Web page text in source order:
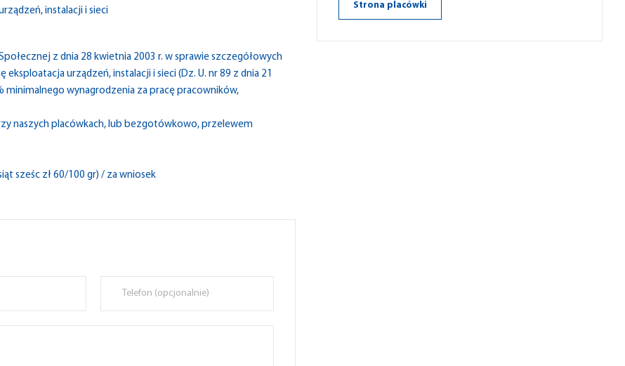
instalacji i sieci
z dnia 28 kwietnia 2003 r. w sprawie szczegółowych
urządzeń, instalacji i sieci (Dz. U. nr 89 z dnia 21
minimalnego wynagrodzenia za pracę pracowników,
naszych placówkach, lub bezgotówkowo, przelewem
sześc zł 60/100 gr) / za wniosek
Strona placówki